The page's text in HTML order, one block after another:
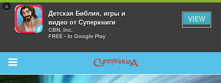
×
Детская Библия, игры и
видео от Суперкниги
CBN, Inc.
FREE - In Google Play
VIEW
Return to Content